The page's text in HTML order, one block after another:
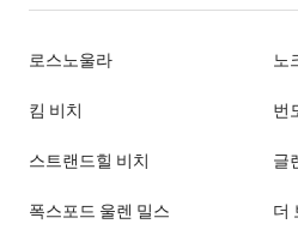
로스노울라 노
킴 비치 번
스트랜드힐 비치 글
폭스포드 울렌 밀스 더